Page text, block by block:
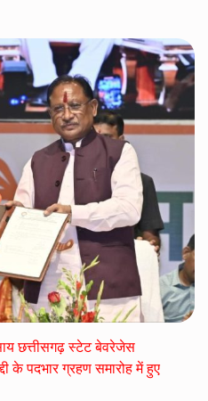
छत्तीसगढ़ स्टेट बेवरेजेस
के पदभार ग्रहण समारोह में हुए